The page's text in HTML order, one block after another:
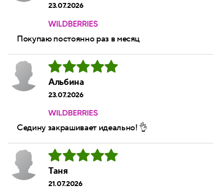
23.07.2026
Покупаю постоянно раз в месяц
Альбина
23.07.2026
Седину закрашивает идеально! 👌
Таня
21.07.2026